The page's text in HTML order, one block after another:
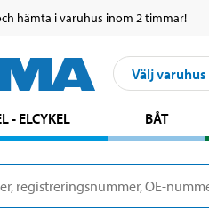
hämta i varuhus inom 2 timmar!
Välj varuhus
- ELCYKEL BÅT